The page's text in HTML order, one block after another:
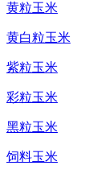
黄粒玉米
黄白粒玉米
紫粒玉米
彩粒玉米
黑粒玉米
饲料玉米